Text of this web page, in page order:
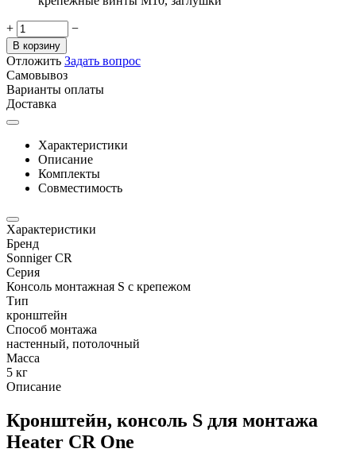
+ −
В корзину
Отложить Задать вопрос
Самовывоз
Варианты оплаты
Доставка
Характеристики
Описание
Комплекты
Совместимость
Характеристики
Бренд
Sonniger CR
Серия
Консоль монтажная S c крепежом
Тип
кронштейн
Способ монтажа
настенный, потолочный
Масса
5 кг
Описание
Кронштейн, консоль S для монтажа
Heater CR One